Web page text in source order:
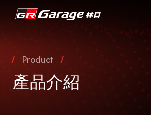
據點簡介
品牌故事
專業團隊
會員資料
訂單紀錄
Product
產品介紹